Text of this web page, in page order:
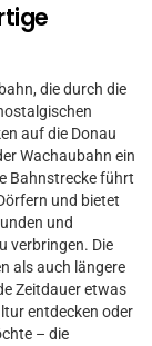
die durch die
auf die Donau
Wachaubahn ein
Bahnstrecke führt
und bietet
und
verbringen. Die
als auch längere
Zeitdauer etwas
entdecken oder
– die